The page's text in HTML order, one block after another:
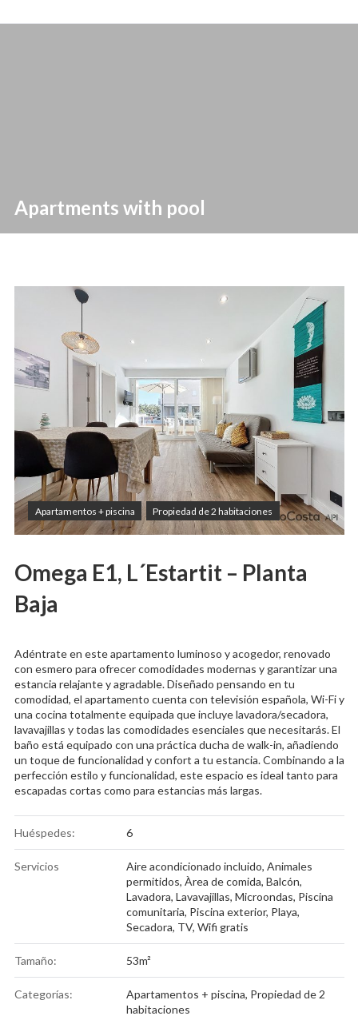
Apartments with pool
Apartamentos + piscina Propiedad de 2 habitaciones
Omega E1, L´Estartit – Planta
Baja
Adéntrate en este apartamento luminoso y acogedor, renovado
con esmero para ofrecer comodidades modernas y garantizar una
estancia relajante y agradable. Diseñado pensando en tu
comodidad, el apartamento cuenta con televisión española, Wi-Fi y
una cocina totalmente equipada que incluye lavadora/secadora,
lavavajillas y todas las comodidades esenciales que necesitarás. El
baño está equipado con una práctica ducha de walk-in, añadiendo
un toque de funcionalidad y confort a tu estancia. Combinando a la
perfección estilo y funcionalidad, este espacio es ideal tanto para
escapadas cortas como para estancias más largas.
Huéspedes: 6
Servicios Aire acondicionado incluido, Animales
permitidos, Àrea de comida, Balcón,
Lavadora, Lavavajillas, Microondas, Piscina
comunitaria, Piscina exterior, Playa,
Secadora, TV, Wifi gratis
Tamaño: 53m²
Categorías: Apartamentos + piscina, Propiedad de 2
habitaciones